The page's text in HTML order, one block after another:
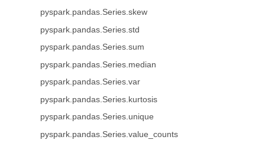
pyspark.pandas.Series.skew
pyspark.pandas.Series.std
pyspark.pandas.Series.sum
pyspark.pandas.Series.median
pyspark.pandas.Series.var
pyspark.pandas.Series.kurtosis
pyspark.pandas.Series.unique
pyspark.pandas.Series.value_counts